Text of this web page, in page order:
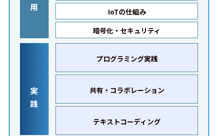
用
IoTの仕組み
暗号化・セキュリティ
実
践
プログラミング実践
共有・コラボレーション
テキストコーディング